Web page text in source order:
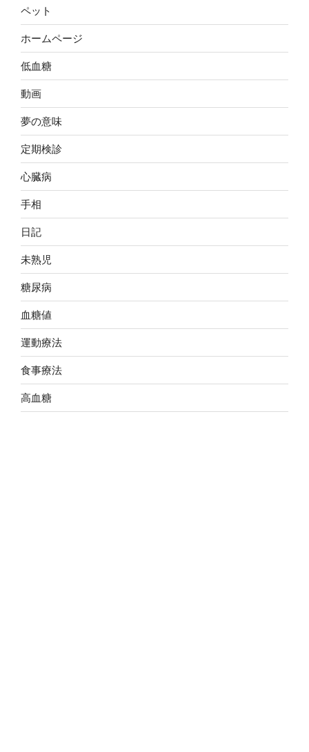
ペット
ホームページ
低血糖
動画
夢の意味
定期検診
心臓病
手相
日記
未熟児
糖尿病
血糖値
運動療法
食事療法
高血糖